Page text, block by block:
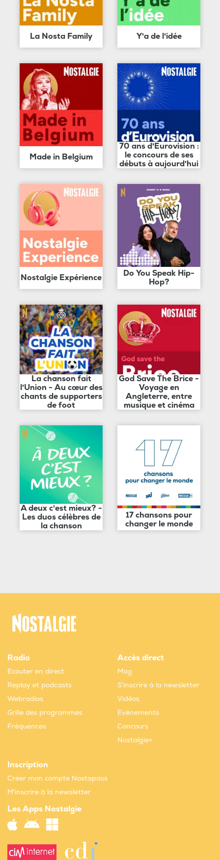
La Nosta Family Y'a de l'idée
Made in Belgium
70 ans d'Eurovision :
le concours de ses
débuts à aujourd'hui
Nostalgie Expérience
Do You Speak Hip-
Hop?
La chanson fait
l'Union - Au cœur des
chants de supporters
de foot
God Save The Brice -
Voyage en
Angleterre, entre
musique et cinéma
A deux c'est mieux? -
Les duos célèbres de
la chanson
17 chansons pour
changer le monde
Radio
Ecouter en direct
Replay et podcasts
Webradios
Grille des programmes
Fréquences
Accès direct
Mag
S'inscrire à la newsletter
Vidéos
Evènements
Concours
Nostalgie+
Inscription
Créer mon compte Nostapass
M'inscrire à la newsletter
Les Apps Nostalgie